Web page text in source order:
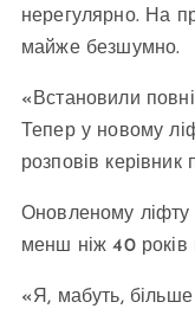
нерегулярно. На
майже безшумно.
«Встановили
Тепер у новому
розповів
Оновленому ліфту
менш ніж 40 років
«Я, мабуть,